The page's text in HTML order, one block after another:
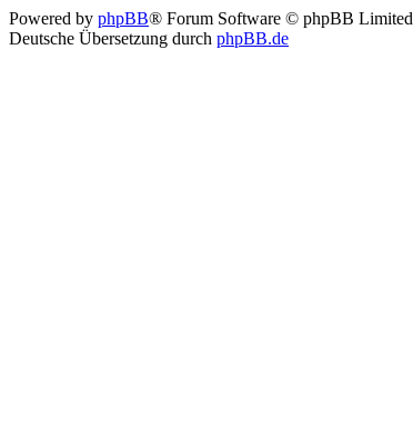
Powered by phpBB® Forum Software © phpBB Limited
Deutsche Übersetzung durch phpBB.de